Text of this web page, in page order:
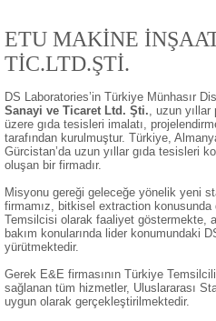
ETU MAKİNE İNŞ
TİC.LTD.ŞTİ.
DS Laboratories’in Türkiye Münhasır
Sanayi ve Ticaret Ltd. Şti., uzun
üzere gıda tesisleri imalatı,
tarafından kurulmuştur. Türkiye,
Gürcistan’da uzun yıllar gıda tesisleri
oluşan bir firmadır.
Misyonu gereği geleceğe yönelik yeni
firmamız, bitkisel extraction konusunda
Temsilcisi olarak faaliyet göstermekte,
bakım konularında lider konumundaki
yürütmektedir.
Gerek E&E firmasının Türkiye
sağlanan tüm hizmetler, Uluslararası
uygun olarak gerçekleştirilmektedir.